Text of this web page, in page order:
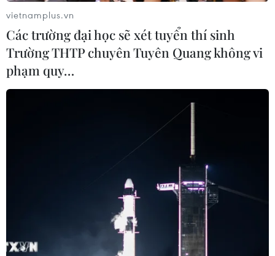
Thông báo của Chủ tịch, kiêm người đứng đầu
bộ phận kinh doanh màn hình tivi của Samsung
Electronics Yong Seok-woo tại cuộc họp báo
hôm 13/3 cho biết, Samsung đã nắm giữ thị
phần lớn nhất trên thị trường tivi toàn cầu
hướng tới xu hướng tivi AI cao cấp và kích
Để đạt được mục tiêu đó, công ty đã đưa ra thị
trường dòng tivi mới tích hợp AI, mở ra kỷ
nguyên của tivi AI. Theo ông Yong Seok-woo,
tivi AI mới trang bị chip AI mạnh mẽ, được bảo
mật bằng giải pháp bảo mật trên thiết bị Knox
và sẽ đóng vai trò quan trọng không chỉ trong
vietnamplus.vn
Các trường đại học sẽ xét tuyển thí sinh
Trường THTP chuyên Tuyên Quang không vi
phạm quy…